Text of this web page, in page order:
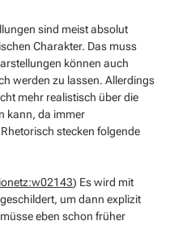
sind meist absolut
Charakter. Das muss
können auch
werden zu lassen. Allerdings
mehr realistisch über die
kann, da immer
stecken folgende
) Es wird mit
um dann explizit
eben schon früher